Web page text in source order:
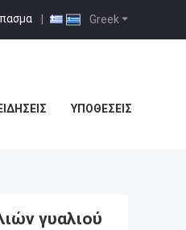
Greek
|
ΕΙΔΉΣΕΙΣ ΥΠΟΘΈΣΕΙΣ
γυαλιού